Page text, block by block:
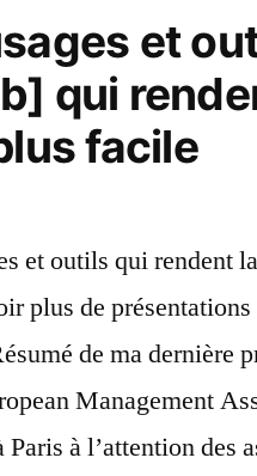
et
qui
facile
et outils qui rendent
plus de
de ma dernière
Management
Paris à l’attention des